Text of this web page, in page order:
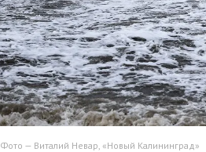
Фото — Виталий Невар, «Новый Калининград»